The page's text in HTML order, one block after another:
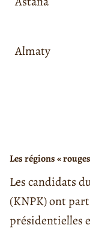
Almaty
Les régions «
Les candidats
(KNPK) ont
présidentielles